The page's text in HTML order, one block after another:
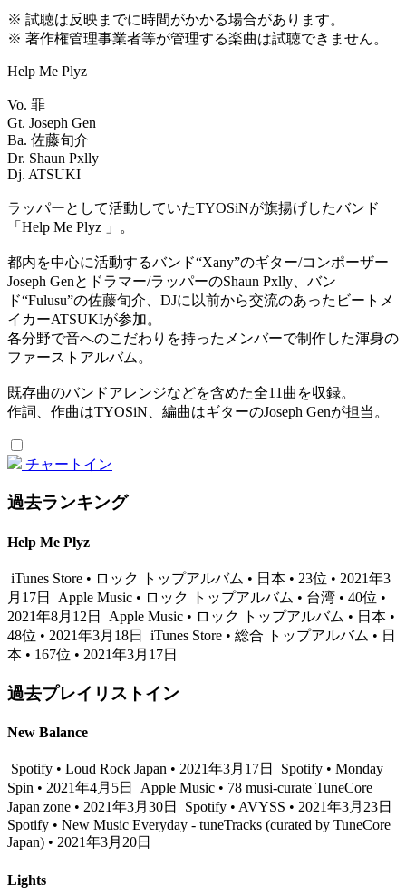
※ 試聴は反映までに時間がかかる場合があります。
※ 著作権管理事業者等が管理する楽曲は試聴できません。
Help Me Plyz
Vo. 罪
Gt. Joseph Gen
Ba. 佐藤旬介
Dr. Shaun Pxlly
Dj. ATSUKI
ラッパーとして活動していたTYOSiNが旗揚げしたバンド
「Help Me Plyz 」。
都内を中心に活動するバンド“Xany”のギター/コンポーザー
Joseph Genとドラマー/ラッパーのShaun Pxlly、バン
ド“Fulusu”の佐藤旬介、DJに以前から交流のあったビートメ
イカーATSUKIが参加。
各分野で音へのこだわりを持ったメンバーで制作した渾身の
ファーストアルバム。
既存曲のバンドアレンジなどを含めた全11曲を収録。
作詞、作曲はTYOSiN、編曲はギターのJoseph Genが担当。
チャートイン
過去ランキング
Help Me Plyz
iTunes Store • ロック トップアルバム • 日本 • 23位 • 2021年3
月17日
Apple Music • ロック トップアルバム • 台湾 • 40位 •
2021年8月12日
Apple Music • ロック トップアルバム • 日本 •
48位 • 2021年3月18日
iTunes Store • 総合 トップアルバム • 日
本 • 167位 • 2021年3月17日
過去プレイリストイン
New Balance
Spotify • Loud Rock Japan • 2021年3月17日
Spotify • Monday
Spin • 2021年4月5日
Apple Music • 78 musi-curate TuneCore
Japan zone • 2021年3月30日
Spotify • AVYSS • 2021年3月23日
Spotify • New Music Everyday - tuneTracks (curated by TuneCore
Japan) • 2021年3月20日
Lights